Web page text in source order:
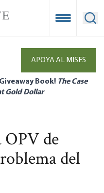
Open
APOYA AL MISES
Book! The Case
Gold Dollar
OPV de
del